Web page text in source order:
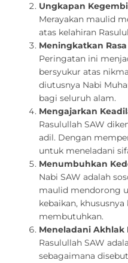
Ungkapan
Merayakan maulid
atas kelahiran
Meningkatkan
Peringatan ini
bersyukur atas
diutusnya Nabi
bagi seluruh alam.
Mengajarkan
Rasulullah SAW
adil. Dengan
untuk meneladani
Menumbuhkan
Nabi SAW adalah
maulid mendorong
kebaikan,
membutuhkan.
Meneladani Akhlak
Rasulullah SAW
sebagaimana